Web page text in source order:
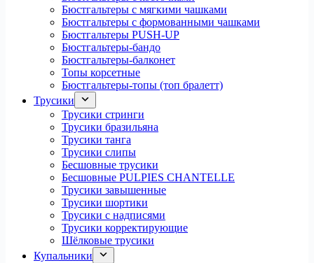
Бюстгальтеры с мягкими чашками
Бюстгальтеры с формованными чашками
Бюстгальтеры PUSH-UP
Бюстгальтеры-бандо
Бюстгальтеры-балконет
Топы корсетные
Бюстгальтеры-топы (топ бралетт)
Трусики
Трусики стринги
Трусики бразильяна
Трусики танга
Трусики слипы
Бесшовные трусики
Бесшовные PULPIES CHANTELLE
Трусики завышенные
Трусики шортики
Трусики с надписями
Трусики корректирующие
Шёлковые трусики
Купальники